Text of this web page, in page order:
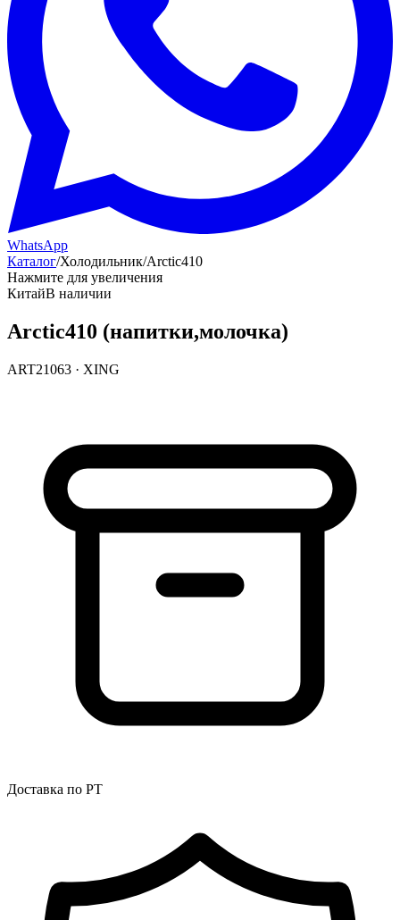
WhatsApp
Каталог/Холодильник/Arctic410
Нажмите для увеличения
КитайВ наличии
Arctic410 (напитки,молочка)
ART21063 · XING
Доставка по РТ